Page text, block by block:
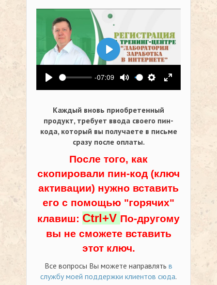
Воспроизвести
-07:09
Выключить звук
Настройки
На весь
Воспроизвести
Каждый вновь приобретенный
продукт, требует ввода своего пин-
кода, который вы получаете в письме
сразу после оплаты.
После того, как
скопировали пин-код (ключ
активации) нужно вставить
его с помощью "горячих"
клавиш: Ctrl+V По-другому
вы не сможете вставить
этот ключ.
Все вопросы Вы можете направлять в
службу моей поддержки клиентов сюда.